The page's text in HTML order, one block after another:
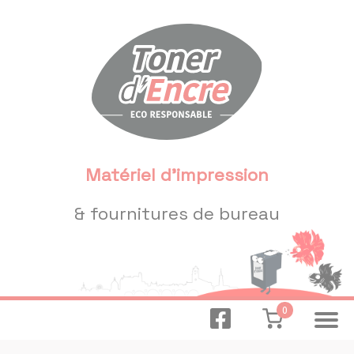
Matériel d'impression
& fournitures de bureau
0